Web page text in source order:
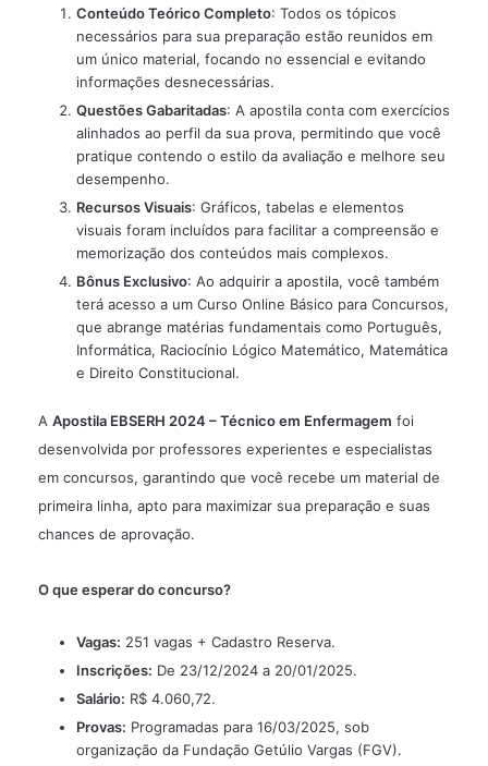
Conteúdo Teórico Completo: Todos os tópicos
necessários para sua preparação estão reunidos em
um único material, focando no essencial e evitando
informações desnecessárias.
Questões Gabaritadas: A apostila conta com exercícios
alinhados ao perfil da sua prova, permitindo que você
pratique contendo o estilo da avaliação e melhore seu
desempenho.
Recursos Visuais: Gráficos, tabelas e elementos
visuais foram incluídos para facilitar a compreensão e
memorização dos conteúdos mais complexos.
Bônus Exclusivo: Ao adquirir a apostila, você também
terá acesso a um Curso Online Básico para Concursos,
que abrange matérias fundamentais como Português,
Informática, Raciocínio Lógico Matemático, Matemática
e Direito Constitucional.
A Apostila EBSERH 2024 – Técnico em Enfermagem foi
desenvolvida por professores experientes e especialistas
em concursos, garantindo que você recebe um material de
primeira linha, apto para maximizar sua preparação e suas
chances de aprovação.
O que esperar do concurso?
Vagas: 251 vagas + Cadastro Reserva.
Inscrições: De 23/12/2024 a 20/01/2025.
Salário: R$ 4.060,72.
Provas: Programadas para 16/03/2025, sob
organização da Fundação Getúlio Vargas (FGV).